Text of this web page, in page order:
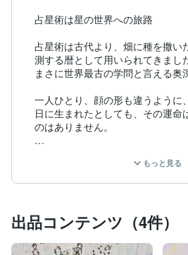
占星術は星の世界への旅路
占星術は古代より、畑に種を撒い
測する暦として用いられてきまし
まさに世界最古の学問と言える奥
一人ひとり、顔の形も違うように
日に生まれたとしても、その運命
のはありません。
い、本来のあなたの特性や持ち味
ります。あなたの知っている自分
私の占いで、ほんの少しでも気持
元気が出たら…そんな想いでささ
せていただけたら幸いです。
もっと見る
出品コンテンツ（4件）